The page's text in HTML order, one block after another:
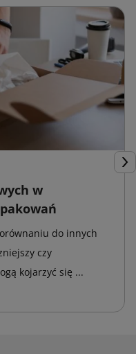
w
do innych
czy
kojarzyć się ...